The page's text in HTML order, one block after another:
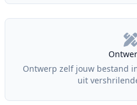
Ontwerp zelf jouw bestand
uit